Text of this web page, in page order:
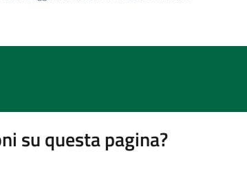
su questa pagina?